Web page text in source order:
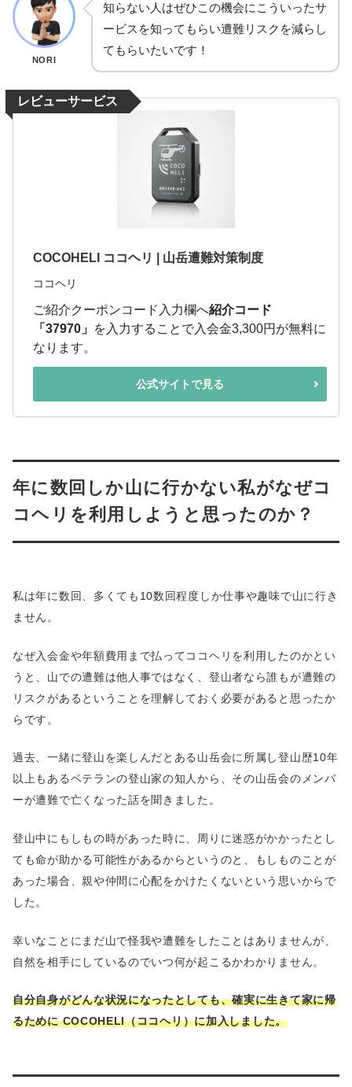
NORI
知らない人はぜひこの機会にこういったサ
ービスを知ってもらい遭難リスクを減らし
てもらいたいです！
COCOHELI ココヘリ | 山岳遭難対策制度
ココヘリ
ご紹介クーポンコード入力欄へ紹介コード
「37970」 を入力することで入会金3,300円が無料に
なります。
公式サイトで見る
レビューサービス
年に数回しか山に行かない私がなぜコ
コヘリを利用しようと思ったのか？
私は年に数回、多くても10数回程度しか仕事や趣味で山に行き
ません。
なぜ入会金や年額費用まで払ってココヘリを利用したのかとい
うと、山での遭難は他人事ではなく、登山者なら誰もが遭難の
リスクがあるということを理解しておく必要があると思ったか
らです。
過去、一緒に登山を楽しんだとある山岳会に所属し登山歴10年
以上もあるベテランの登山家の知人から、その山岳会のメンバ
ーが遭難で亡くなった話を聞きました。
登山中にもしもの時があった時に、周りに迷惑がかかったとし
ても命が助かる可能性があるからというのと、もしものことが
あった場合、親や仲間に心配をかけたくないという思いからで
した。
幸いなことにまだ山で怪我や遭難をしたことはありませんが、
自然を相手にしているのでいつ何が起こるかわかりません。
自分自身がどんな状況になったとしても、確実に生きて家に帰
るために COCOHELI（ココヘリ）に加入しました。